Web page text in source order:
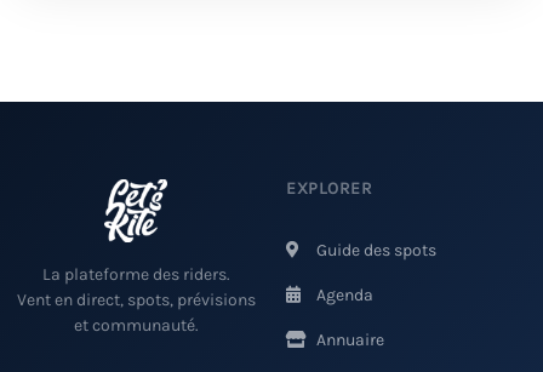
La plateforme des riders.
Vent en direct, spots, prévisions
et communauté.
EXPLORER
Guide des spots
Agenda
Annuaire